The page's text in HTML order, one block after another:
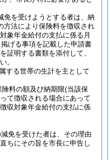
免を受けようとする者は、納
方法により保険料を徴収され
象年金給付の支払に係る月
げる事項を記載した申請書
証明する書類を添付して、
。
する世帯の生計を主として
料の額及び納期限(当該保
て徴収される場合にあって
収対象年金給付の支払に係
免を受けた者は、その理由
ちにその旨を市長に申告し